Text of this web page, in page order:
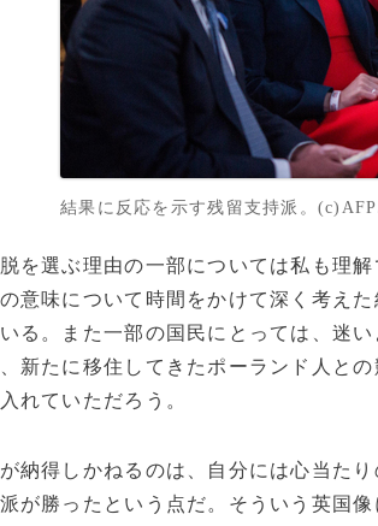
結果に反応を示す残留支持派。
を選ぶ理由の一部については私も理
意味について時間をかけて深く考え
る。また一部の国民にとっては、迷
新たに移住してきたポーランド人と
れていただろう。
納得しかねるのは、自分には心当たり
が勝ったという点だ。そういう英国